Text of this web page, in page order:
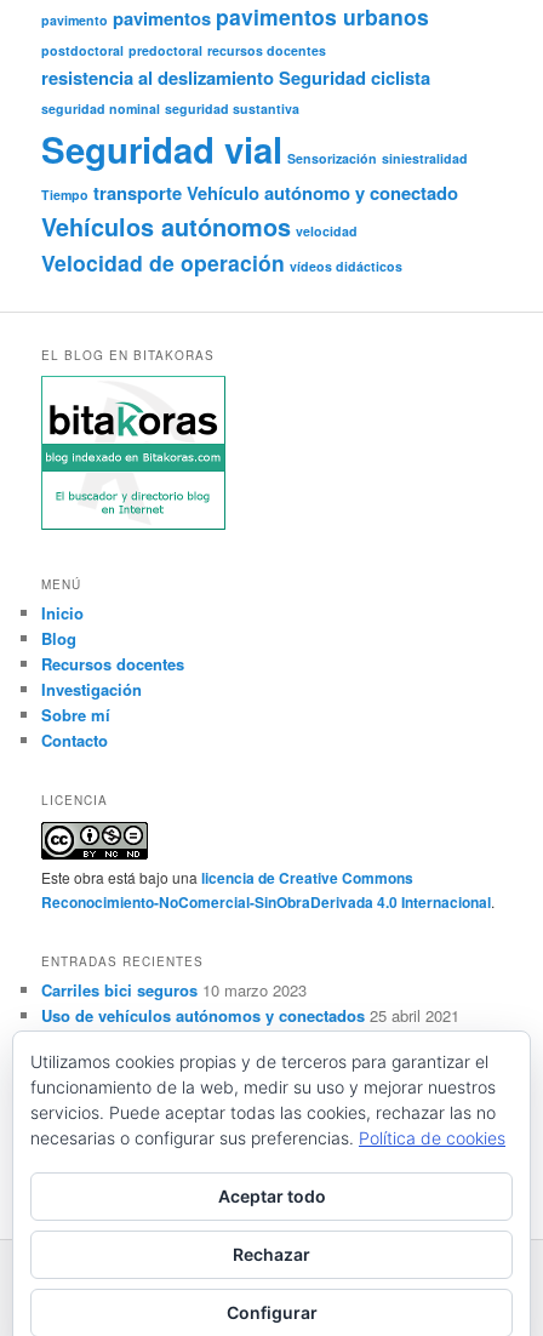
pavimento pavimentos pavimentos urbanos
postdoctoral predoctoral recursos docentes
resistencia al deslizamientoSeguridad ciclista
seguridad nominal seguridad sustantiva
Seguridad vial Sensorización siniestralidad
Tiempo transporteVehículo autónomo y conectado
Vehículos autónomos velocidad
Velocidad de operación vídeos didácticos
EL BLOG EN BITAKORAS
MENÚ
Inicio
Blog
Recursos docentes
Investigación
Sobre mí
Contacto
LICENCIA
Este obra está bajo unalicencia de Creative Commons
Reconocimiento-NoComercial-SinObraDerivada 4.0 Internacional.
ENTRADAS RECIENTES
Carriles bici seguros 10 marzo 2023
Uso de vehículos autónomos y conectados 25 abril 2021
autónomos y conectados 28 marzo 2021
Conceptos básicos sobre vehículos autónomos y
conectados 28 febrero 2021
Resistencia al deslizamiento y seguridad vial 21 noviembre
2020
Funciona gracias a WordPress
Utilizamos cookies propias y de terceros para garantizar el
funcionamiento de la web, medir su uso y mejorar nuestros
servicios. Puede aceptar todas las cookies, rechazar las no
necesarias o configurar sus preferencias. Política de cookies
Aceptar todo
Rechazar
Configurar